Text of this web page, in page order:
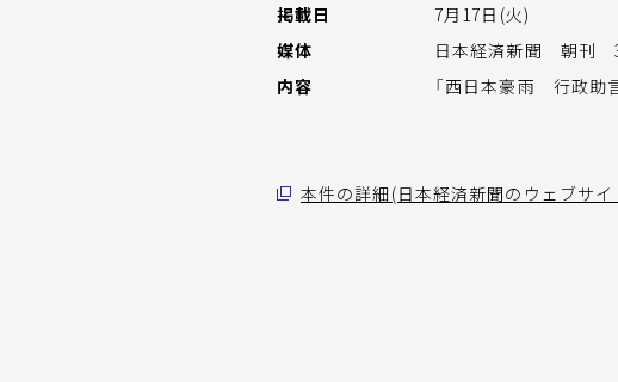
掲載日
7月17日(火)
媒体
日本経済新聞 朝刊
内容
「西日本豪雨 行政助
本件の詳細(日本経済新聞のウェブサイ